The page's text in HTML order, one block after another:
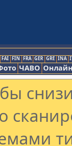
FAI FIN FRA GER GRE INA
ЧАВО